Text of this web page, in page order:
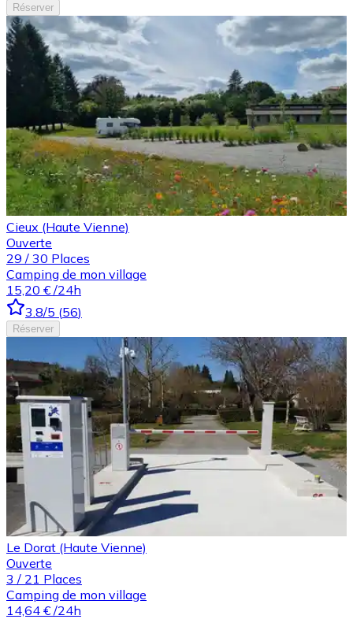
Réserver
Cieux (Haute Vienne)
Ouverte
29 / 30 Places
Camping de mon village
15,20 € /24h
3.8/5 (56)
Réserver
Le Dorat (Haute Vienne)
Ouverte
3 / 21 Places
Camping de mon village
14,64 € /24h